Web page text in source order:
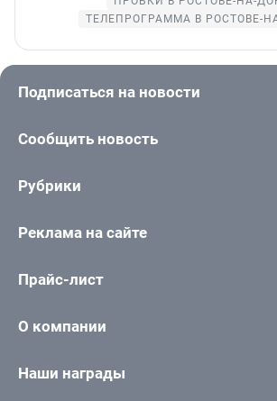
ТЕЛЕПРОГРАММА В РОСТОВЕ-
Подписаться на новости
Сообщить новость
Рубрики
Реклама на сайте
Прайс-лист
О компании
Наши награды